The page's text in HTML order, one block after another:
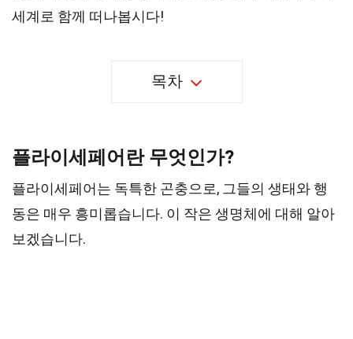
세계로 함께 떠나봅시다!
목차
플라이세페어란 무엇인가?
플라이세페어는 독특한 곤충으로, 그들의 생태와 행
동은 매우 흥미롭습니다. 이 작은 생명체에 대해 알아
보겠습니다.